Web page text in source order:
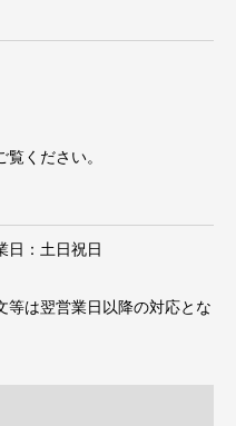
覧ください。
日：土日祝日
等は翌営業日以降の対応とな